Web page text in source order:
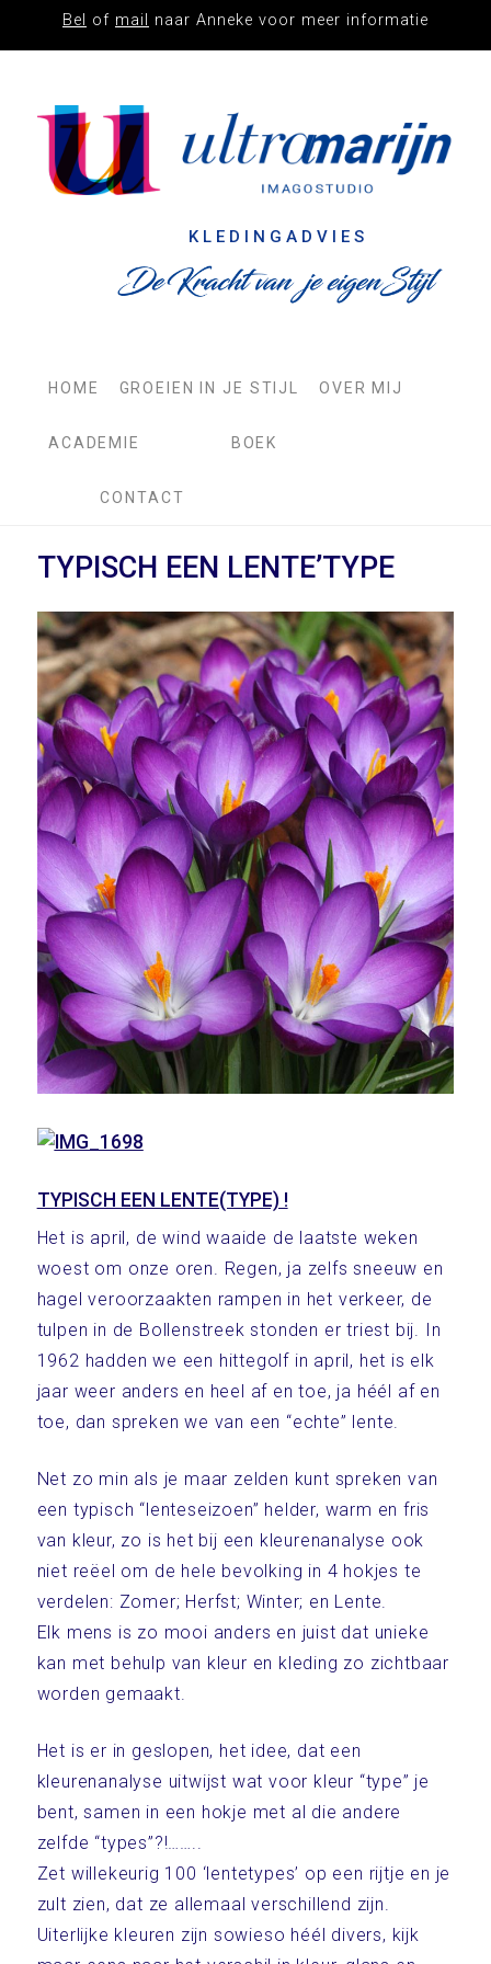
Bel of mail naar Anneke voor meer informatie
IMAGO
STUDIO
ULTRAMARIJN
KLEDINGADVIES
HOME GROEIEN IN JE STIJL OVER MIJ
ACADEMIE BOEK
CONTACT
TYPISCH EEN LENTE’TYPE
TYPISCH EEN LENTE(TYPE) !
Het is april, de wind waaide de laatste weken
woest om onze oren. Regen, ja zelfs sneeuw en
hagel veroorzaakten rampen in het verkeer, de
tulpen in de Bollenstreek stonden er triest bij. In
1962 hadden we een hittegolf in april, het is elk
jaar weer anders en heel af en toe, ja héél af en
toe, dan spreken we van een “echte” lente.
Net zo min als je maar zelden kunt spreken van
een typisch “lenteseizoen” helder, warm en fris
van kleur, zo is het bij een kleurenanalyse ook
niet reëel om de hele bevolking in 4 hokjes te
verdelen: Zomer; Herfst; Winter; en Lente.
Elk mens is zo mooi anders en juist dat unieke
kan met behulp van kleur en kleding zo zichtbaar
worden gemaakt.
Het is er in geslopen, het idee, dat een
kleurenanalyse uitwijst wat voor kleur “type” je
bent, samen in een hokje met al die andere
zelfde “types”?!……..
Zet willekeurig 100 ‘lentetypes’ op een rijtje en je
zult zien, dat ze allemaal verschillend zijn.
Uiterlijke kleuren zijn sowieso héél divers, kijk